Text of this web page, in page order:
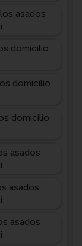
asados
domicilio
domicilio
domicilio
asados
asados
asados